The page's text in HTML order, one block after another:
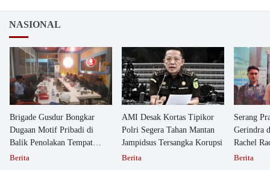
NASIONAL
Brigade Gusdur Bongkar
Dugaan Motif Pribadi di
Balik Penolakan Tempat
Ibadah GKJW Bangil
Berita
AMI Desak Kortas Tipikor
Polri Segera Tahan Mantan
Jampidsus Tersangka Korupsi
Berita
Serang
Gerindra
Rachel
Berita